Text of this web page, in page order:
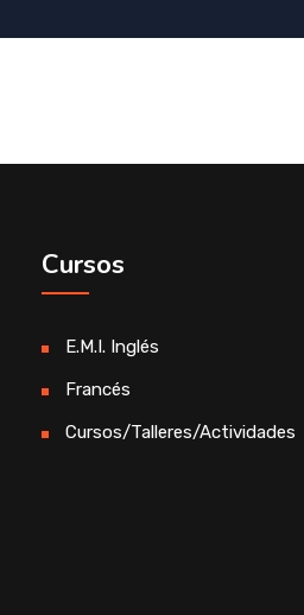
Cursos
E.M.I. Inglés
Francés
Cursos/Talleres/Actividades